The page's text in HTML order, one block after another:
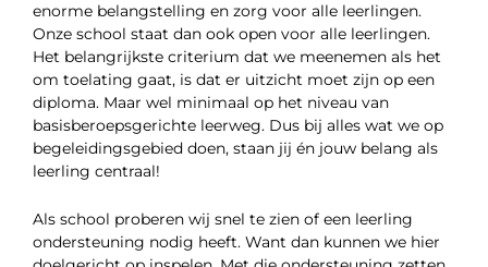
enorme belangstelling en zorg voor alle leerlingen.
Onze school staat dan ook open voor alle leerlingen.
Het belangrijkste criterium dat we meenemen als het
om toelating gaat, is dat er uitzicht moet zijn op een
diploma. Maar wel minimaal op het niveau van
basisberoepsgerichte leerweg. Dus bij alles wat we op
begeleidingsgebied doen, staan jij én jouw belang als
leerling centraal!
Als school proberen wij snel te zien of een leerling
ondersteuning nodig heeft. Want dan kunnen we hier